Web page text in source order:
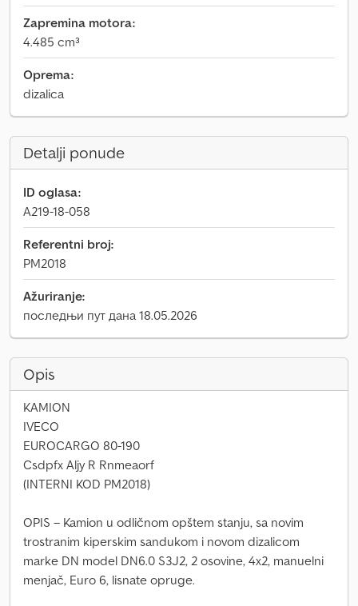
Zapremina motora:
4.485 cm³
Oprema:
dizalica
Detalji ponude
ID oglasa:
A219-18-058
Referentni broj:
PM2018
Ažuriranje:
последњи пут дана 18.05.2026
Opis
KAMION
IVECO
EUROCARGO 80-190
Csdpfx Aljy R Rnmeaorf
(INTERNI KOD PM2018)
OPIS – Kamion u odličnom opštem stanju, sa novim
trostranim kiperskim sandukom i novom dizalicom
marke DN model DN6.0 S3J2, 2 osovine, 4x2, manuelni
menjač, Euro 6, lisnate opruge.